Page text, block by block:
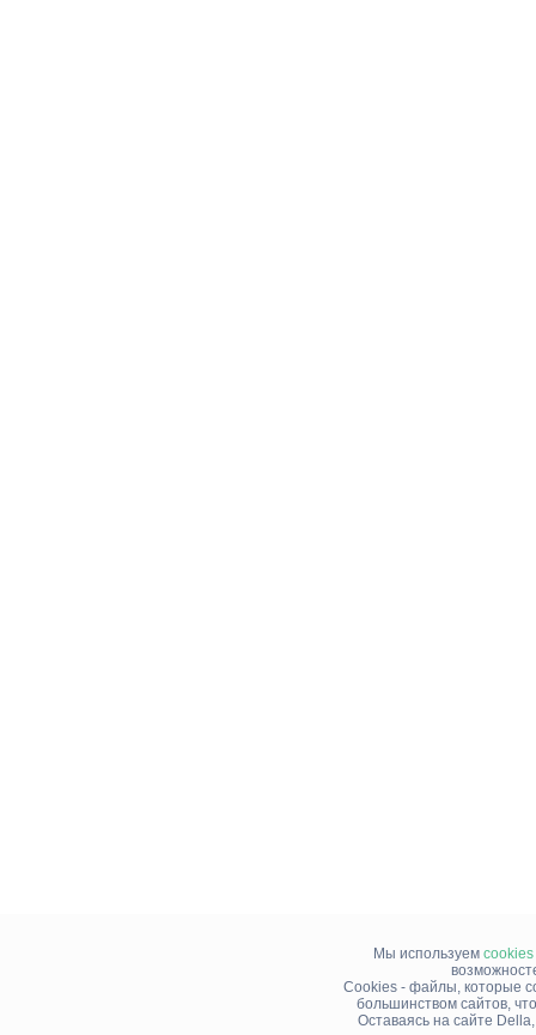
Мы используем cookies
Cookies - файлы, которые
большинством сайтов,
Оставаясь на сайте